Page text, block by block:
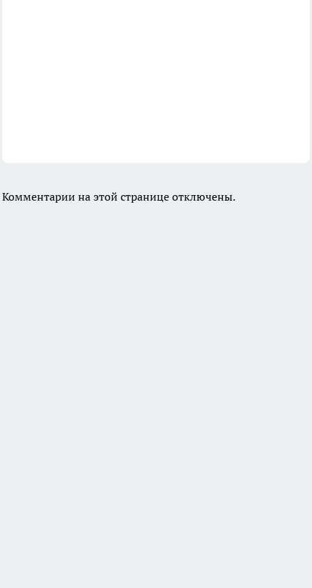
Комментарии на этой странице отключены.